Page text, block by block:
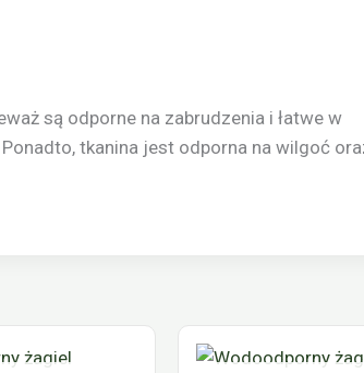
są odporne na zabrudzenia i łatwe w
tkanina jest odporna na wilgoć